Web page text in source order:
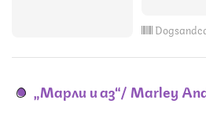
„Марли и аз“/ Marley